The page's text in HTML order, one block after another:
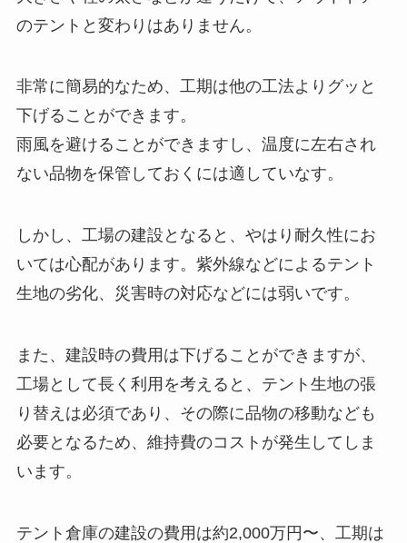
のテントと変わりはありません。
非常に簡易的なため、工期は他の工法よりグッと
下げることができます。
雨風を避けることができますし、温度に左右され
ない品物を保管しておくには適していなす。
しかし、工場の建設となると、やはり耐久性にお
いては心配があります。紫外線などによるテント
生地の劣化、災害時の対応などには弱いです。
また、建設時の費用は下げることができますが、
工場として長く利用を考えると、テント生地の張
り替えは必須であり、その際に品物の移動なども
必要となるため、維持費のコストが発生してしま
います。
テント倉庫の建設の費用は約2,000万円〜、工期は